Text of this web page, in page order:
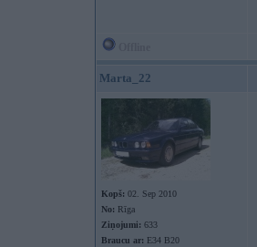
Marta_22
Kopš: 02. Sep 2010
No: Rīga
Ziņojumi: 633
Braucu ar: E34 B20